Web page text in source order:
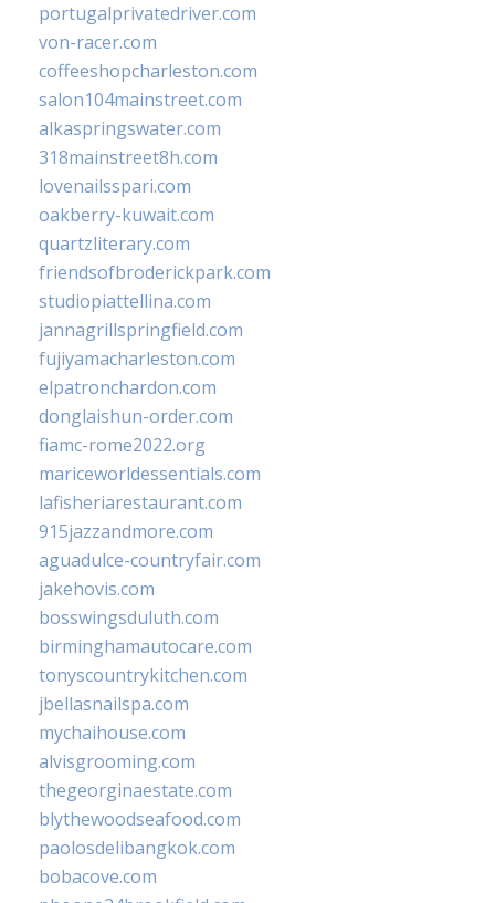
portugalprivatedriver.com
von-racer.com
coffeeshopcharleston.com
salon104mainstreet.com
alkaspringswater.com
318mainstreet8h.com
lovenailsspari.com
oakberry-kuwait.com
quartzliterary.com
friendsofbroderickpark.com
studiopiattellina.com
jannagrillspringfield.com
fujiyamacharleston.com
elpatronchardon.com
donglaishun-order.com
fiamc-rome2022.org
mariceworldessentials.com
lafisheriarestaurant.com
915jazzandmore.com
aguadulce-countryfair.com
jakehovis.com
bosswingsduluth.com
birminghamautocare.com
tonyscountrykitchen.com
jbellasnailspa.com
mychaihouse.com
alvisgrooming.com
thegeorginaestate.com
blythewoodseafood.com
paolosdelibangkok.com
bobacove.com